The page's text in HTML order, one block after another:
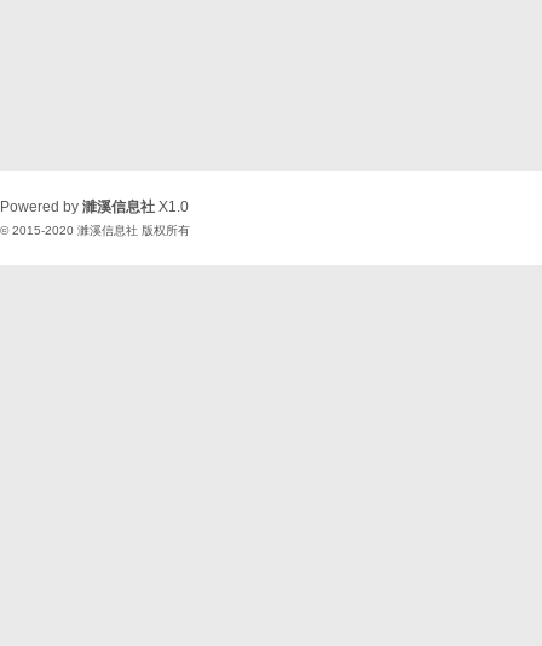
Powered by 濉溪信息社 X1.0
© 2015-2020 濉溪信息社 版权所有